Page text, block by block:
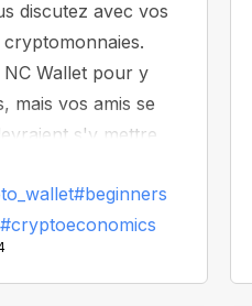
discutez avec vos
cryptomonnaies.
NC Wallet pour y
mais vos amis se
s'y mettre
à découvrir le
?
#beginners
#cryptoeconomics